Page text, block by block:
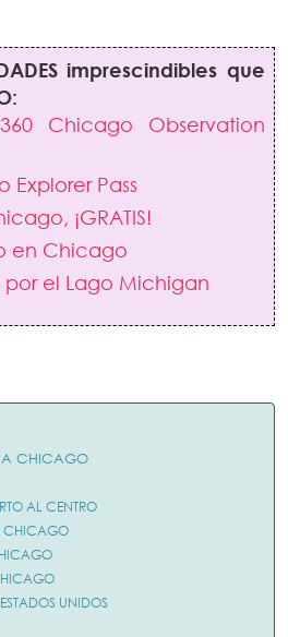
imprescindibles que
Chicago Observation
Pass
¡GRATIS!
en Chicago
por el Lago Michigan
A CHICAGO
AL CENTRO
CHICAGO
UNIDOS